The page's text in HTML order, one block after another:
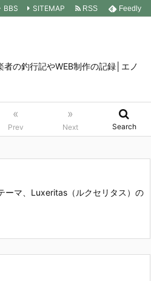
の釣行記やWEB制作の記録│エノ
«
Prev
»
Next Search
BBS SITEMAP RSS Feedly
ーマ、Luxeritas（ルクセリタス）の